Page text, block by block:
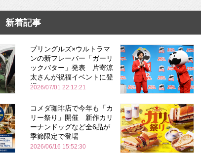
新着記事
プリングルズ×ウルトラマ
ンの新フレーバー「ガーリ
ックバター」発表 片寄涼
太さんが祝福イベントに登
場
2026/07/01 22:12:21
コメダ珈琲店で今年も「カ
リー祭り」開催 新作カリ
ーナンドッグなど全6品が
季節限定で登場
2026/06/16 15:52:30